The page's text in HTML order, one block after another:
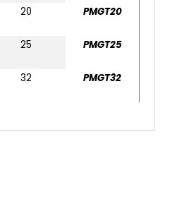
PMGT20
20
PMGT25
25
PMGT32
32